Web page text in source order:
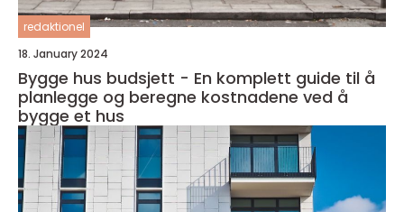
redaktionel
18. January 2024
Bygge hus budsjett - En komplett guide til å
planlegge og beregne kostnadene ved å
bygge et hus